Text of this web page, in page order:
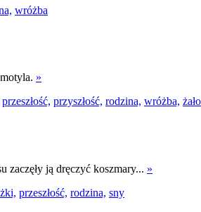
wróżba
»
przeszłość, przyszłość, rodzina, wróżba,
zaczęły ją dręczyć koszmary... »
przeszłość, rodzina, sny